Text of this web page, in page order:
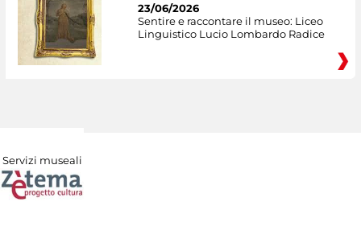
23/06/2026
Sentire e raccontare il museo: Liceo
Linguistico Lucio Lombardo Radice
Servizi museali